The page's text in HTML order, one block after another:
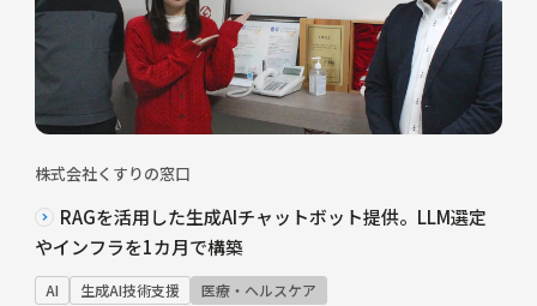
株式会社くすりの窓口
RAGを活用した生成AIチャットボット提供。LLM選定
やインフラを1カ月で構築
AI 生成AI技術支援 医療・ヘルスケア